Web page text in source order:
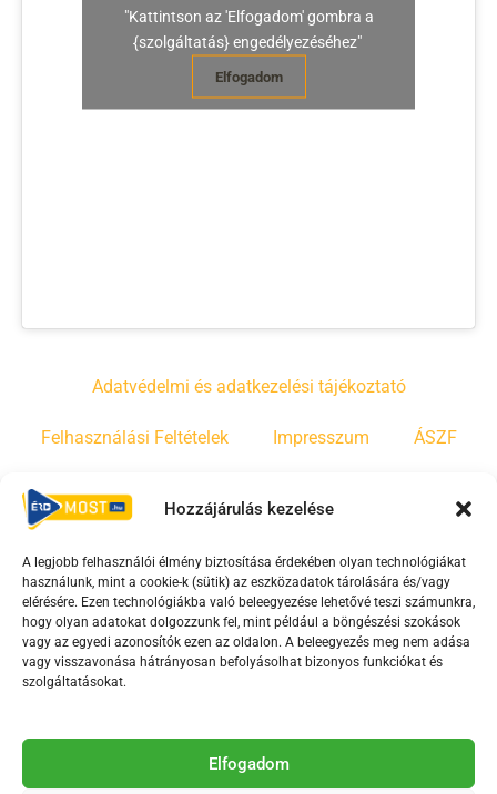
Hozzájárulás kezelése
A legjobb felhasználói élmény biztosítása érdekében olyan technológiákat
használunk, mint a cookie-k (sütik) az eszközadatok tárolására és/vagy
elérésére. Ezen technológiákba való beleegyezése lehetővé teszi számunkra,
hogy olyan adatokat dolgozzunk fel, mint például a böngészési szokások
vagy az egyedi azonosítók ezen az oldalon. A beleegyezés meg nem adása
vagy visszavonása hátrányosan befolyásolhat bizonyos funkciókat és
szolgáltatásokat.
Elfogadom
"Kattintson az 'Elfogadom' gombra a
{szolgáltatás} engedélyezéséhez"
Elfogadom
Adatvédelmi és adatkezelési tájékoztató
Felhasználási Feltételek Impresszum ÁSZF
Irányelvek
F
a
c
e
b
o
Y
o
u
t
u
e
T
i
k
t
Az Érd Média médiaszolgáltatási tevékenységét a
Médiatanács a Magyar Média Mecenatúra program